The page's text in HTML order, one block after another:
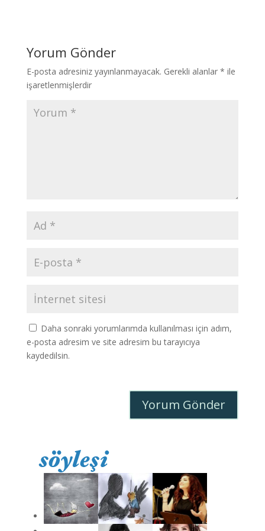
Yorum Gönder
E-posta adresiniz yayınlanmayacak. Gerekli alanlar * ile
işaretlenmişlerdir
Daha sonraki yorumlarımda kullanılması için adım,
e-posta adresim ve site adresim bu tarayıcıya
kaydedilsin.